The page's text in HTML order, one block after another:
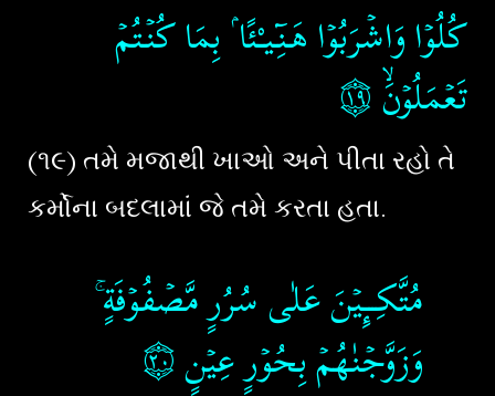
كُلُوۡا وَاشۡرَبُوۡا هَـنِٓـيـْئًا ۢ بِمَا كُنۡـتُمۡ
تَعۡمَلُوۡنَۙ۝١٩
(૧૯) તમે મજાથી ખાઓ અને પીતા રહો તે
કર્મોના બદલામાં જે તમે કરતા હતા.
مُتَّكِـــِٕيۡنَ عَلٰى سُرُرٍ مَّصۡفُوۡفَةٍ​ ۚ
وَزَوَّجۡنٰهُمۡ بِحُوۡرٍ عِيۡنٍ‏۝٢٠